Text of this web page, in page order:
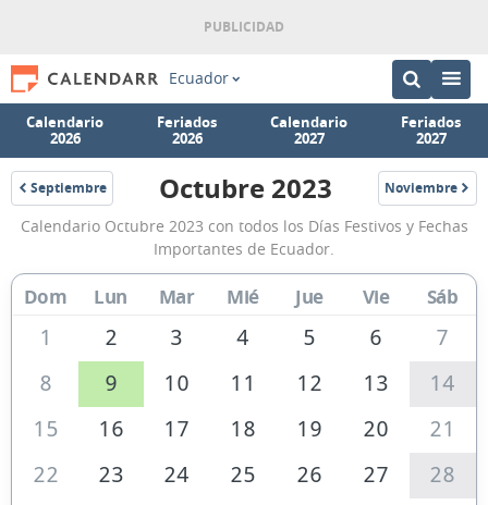
Ecuador
Calendario
2026
Feriados
2026
Calendario
2027
Feriados
2027
Septiembre
2023
Calendario
Octubre
2023
de
Ecuador
Octubre 2023 Noviembre
2023
Calendario Octubre 2023 con todos los Días Festivos y Fechas
Importantes de Ecuador.
Dom Lun Mar Mié Jue Vie Sáb
1 2 3 4 5 6
7
8
9 10 11 12 13
14
15
16 17 18 19 20
21
22
23 24 25 26 27
28